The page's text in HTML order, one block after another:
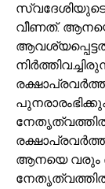
സ്വദേശിയുടെ
വീണത്. ആനയെ
ആനയെ വരും
നേതൃത്വത്തില്‍